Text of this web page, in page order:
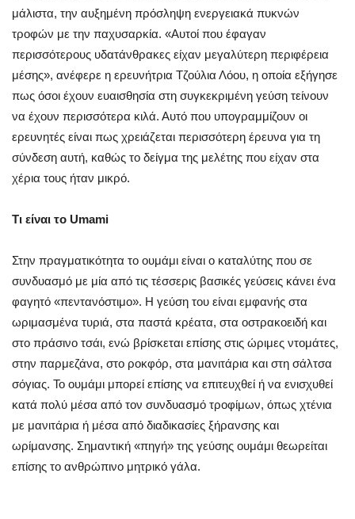
μάλιστα, την αυξημένη πρόσληψη ενεργειακά πυκνών
τροφών με την παχυσαρκία. «Αυτοί που έφαγαν
περισσότερους υδατάνθρακες είχαν μεγαλύτερη περιφέρεια
μέσης», ανέφερε η ερευνήτρια Τζούλια Λόου, η οποία εξήγησε
πως όσοι έχουν ευαισθησία στη συγκεκριμένη γεύση τείνουν
να έχουν περισσότερα κιλά. Αυτό που υπογραμμίζουν οι
ερευνητές είναι πως χρειάζεται περισσότερη έρευνα για τη
σύνδεση αυτή, καθώς το δείγμα της μελέτης που είχαν στα
χέρια τους ήταν μικρό.
Τι είναι το Umami
Στην πραγματικότητα το ουμάμι είναι ο καταλύτης που σε
συνδυασμό με μία από τις τέσσερις βασικές γεύσεις κάνει ένα
φαγητό «πεντανόστιμο». Η γεύση του είναι εμφανής στα
ωριμασμένα τυριά, στα παστά κρέατα, στα οστρακοειδή και
στο πράσινο τσάι, ενώ βρίσκεται επίσης στις ώριμες ντομάτες,
στην παρμεζάνα, στο ροκφόρ, στα μανιτάρια και στη σάλτσα
σόγιας. Το ουμάμι μπορεί επίσης να επιτευχθεί ή να ενισχυθεί
κατά πολύ μέσα από τον συνδυασμό τροφίμων, όπως χτένια
με μανιτάρια ή μέσα από διαδικασίες ξήρανσης και
ωρίμανσης. Σημαντική «πηγή» της γεύσης ουμάμι θεωρείται
επίσης το ανθρώπινο μητρικό γάλα.